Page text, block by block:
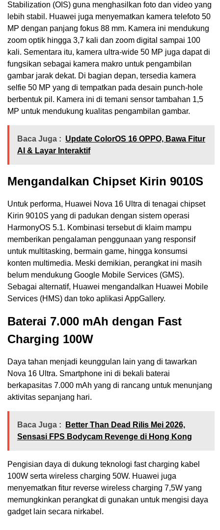
Stabilization (OIS) guna menghasilkan foto dan video yang
lebih stabil. Huawei juga menyematkan kamera telefoto 50
MP dengan panjang fokus 88 mm. Kamera ini mendukung
zoom optik hingga 3,7 kali dan zoom digital sampai 100
kali. Sementara itu, kamera ultra-wide 50 MP juga dapat di
fungsikan sebagai kamera makro untuk pengambilan
gambar jarak dekat. Di bagian depan, tersedia kamera
selfie 50 MP yang di tempatkan pada desain punch-hole
berbentuk pil. Kamera ini di temani sensor tambahan 1,5
MP untuk mendukung kualitas pengambilan gambar.
Baca Juga : Update ColorOS 16 OPPO, Bawa Fitur
AI & Layar Interaktif
Mengandalkan Chipset Kirin 9010S
Untuk performa, Huawei Nova 16 Ultra di tenagai chipset
Kirin 9010S yang di padukan dengan sistem operasi
HarmonyOS 5.1. Kombinasi tersebut di klaim mampu
memberikan pengalaman penggunaan yang responsif
untuk multitasking, bermain game, hingga konsumsi
konten multimedia. Meski demikian, perangkat ini masih
belum mendukung Google Mobile Services (GMS).
Sebagai alternatif, Huawei mengandalkan Huawei Mobile
Services (HMS) dan toko aplikasi AppGallery.
Baterai 7.000 mAh dengan Fast
Charging 100W
Daya tahan menjadi keunggulan lain yang di tawarkan
Nova 16 Ultra. Smartphone ini di bekali baterai
berkapasitas 7.000 mAh yang di rancang untuk menunjang
aktivitas sepanjang hari.
Baca Juga :
Better Than Dead Rilis Mei 2026,
Sensasi FPS Bodycam Revenge di Hong Kong
Pengisian daya di dukung teknologi fast charging kabel
100W serta wireless charging 50W. Huawei juga
menyematkan fitur reverse wireless charging 7,5W yang
memungkinkan perangkat di gunakan untuk mengisi daya
gadget lain secara nirkabel.